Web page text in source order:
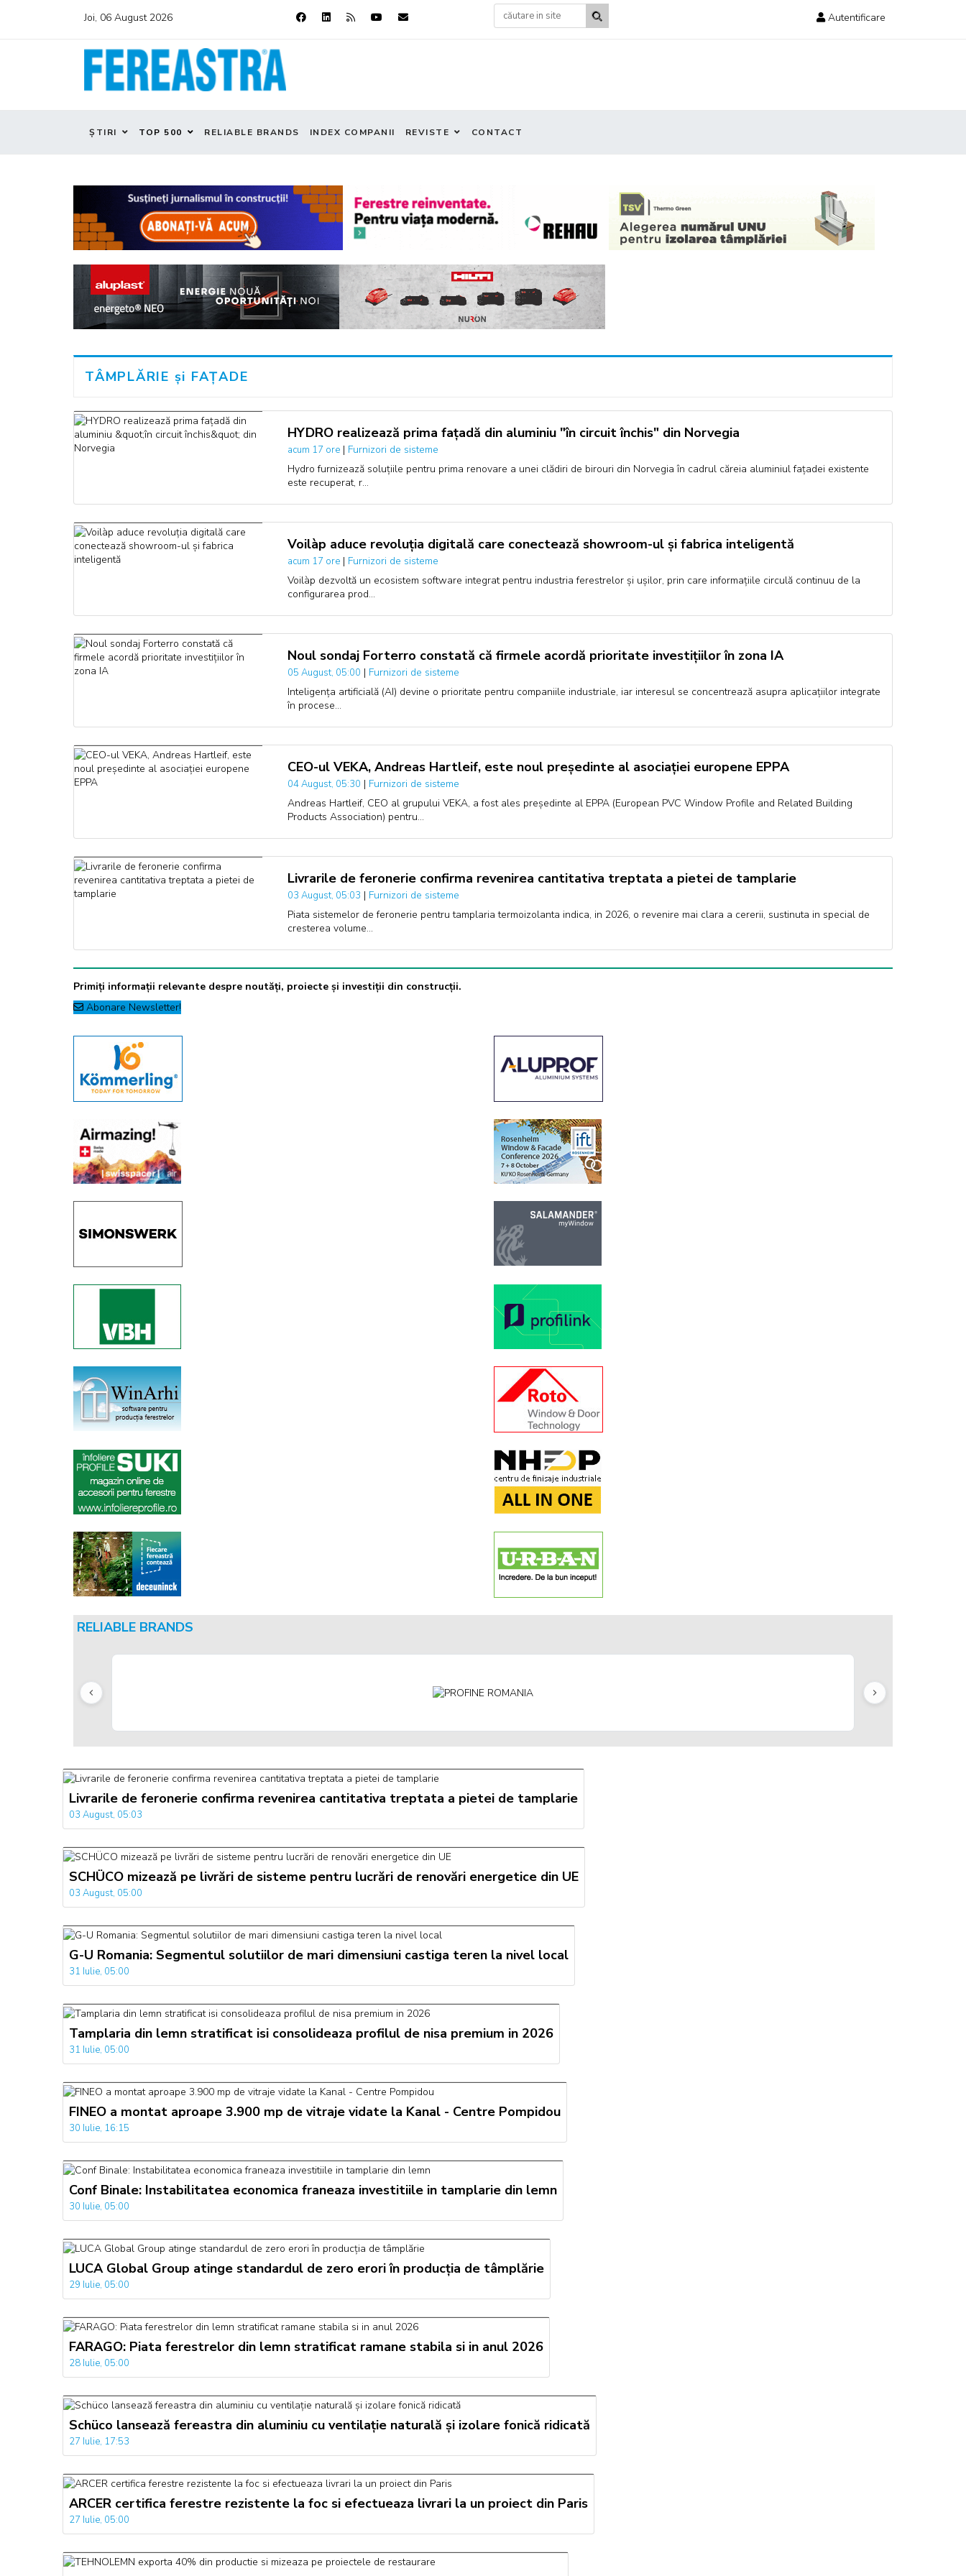
Joi, 06 August 2026 Autentificare
ȘTIRI TOP 500 RELIABLE BRANDS INDEX COMPANII REVISTE CONTACT
TÂMPLĂRIE și FAȚADE
HYDRO realizează prima fațadă din aluminiu "în circuit închis" din Norvegia
acum 17 ore | Furnizori de sisteme
Hydro furnizează soluțiile pentru prima renovare a unei clădiri de birouri din Norvegia în cadrul căreia aluminiul fațadei existente
este recuperat, r…
Voilàp aduce revoluția digitală care conectează showroom-ul și fabrica inteligentă
acum 17 ore | Furnizori de sisteme
Voilàp dezvoltă un ecosistem software integrat pentru industria ferestrelor și ușilor, prin care informațiile circulă continuu de la
configurarea prod…
Noul sondaj Forterro constată că firmele acordă prioritate investițiilor în zona IA
05 August, 05:00 | Furnizori de sisteme
Inteligența artificială (AI) devine o prioritate pentru companiile industriale, iar interesul se concentrează asupra aplicațiilor integrate
în procese…
CEO-ul VEKA, Andreas Hartleif, este noul președinte al asociației europene EPPA
04 August, 05:30 | Furnizori de sisteme
Andreas Hartleif, CEO al grupului VEKA, a fost ales președinte al EPPA (European PVC Window Profile and Related Building
Products Association) pentru…
Livrarile de feronerie confirma revenirea cantitativa treptata a pietei de tamplarie
03 August, 05:03 | Furnizori de sisteme
Piata sistemelor de feronerie pentru tamplaria termoizolanta indica, in 2026, o revenire mai clara a cererii, sustinuta in special de
cresterea volume…
Primiți informații relevante despre noutăți, proiecte și investiții din construcții.
Abonare Newsletter!
RELIABLE BRANDS
Livrarile de feronerie confirma revenirea cantitativa treptata a pietei de tamplarie
03 August, 05:03
SCHÜCO mizează pe livrări de sisteme pentru lucrări de renovări energetice din UE
03 August, 05:00
G-U Romania: Segmentul solutiilor de mari dimensiuni castiga teren la nivel local
31 Iulie, 05:00
Tamplaria din lemn stratificat isi consolideaza profilul de nisa premium in 2026
31 Iulie, 05:00
FINEO a montat aproape 3.900 mp de vitraje vidate la Kanal - Centre Pompidou
30 Iulie, 16:15
Conf Binale: Instabilitatea economica franeaza investitiile in tamplarie din lemn
30 Iulie, 05:00
LUCA Global Group atinge standardul de zero erori în producția de tâmplărie
29 Iulie, 05:00
FARAGO: Piata ferestrelor din lemn stratificat ramane stabila si in anul 2026
28 Iulie, 05:00
Schüco lansează fereastra din aluminiu cu ventilație naturală și izolare fonică ridicată
27 Iulie, 17:53
ARCER certifica ferestre rezistente la foc si efectueaza livrari la un proiect din Paris
27 Iulie, 05:00